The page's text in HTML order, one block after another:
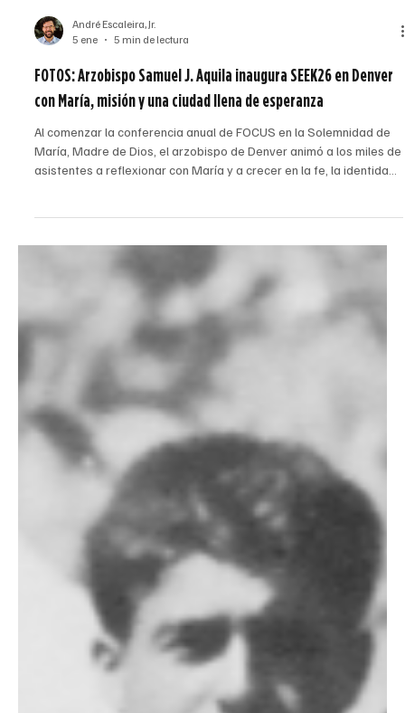
André Escaleira, Jr.
5 min de lectura
FOTOS: Arzobispo Samuel J. Aquila inaugura SEEK26 en Denver
con María, misión y una ciudad llena de esperanza
Al comenzar la conferencia anual de FOCUS en la Solemnidad de
María, Madre de Dios, el arzobispo de Denver animó a los miles de
asistentes a reflexionar con María y a crecer en la fe, la identidad
y la misión. (Cortesía: FOCUS) Al cerrarse un año, comienza otro. Y
este año ha iniciado con fuerza, pues el jueves 1 de enero miles de
fieles llegaron a la ciudad de la milla alta desde todos los rincones
de Estados Unidos para participar en la conferencia anual SEEK de
FOCUS, un m